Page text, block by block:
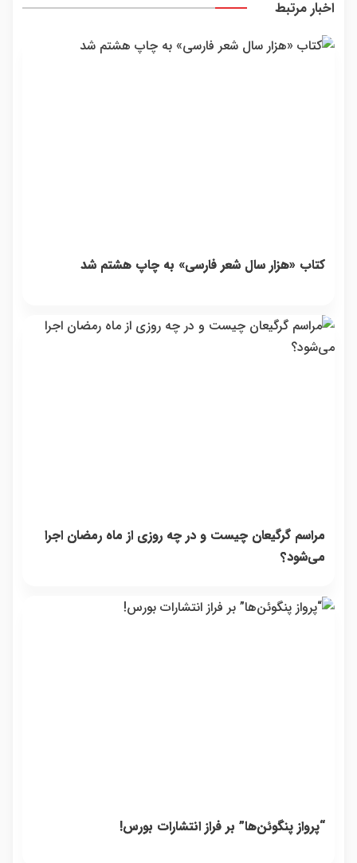
رو اینجا
اخبار مرتبط
کتاب «هزار سال شعر فارسی» به چاپ هشتم شد
مراسم گرگیعان چیست و در چه روزی از ماه رمضان اجرا
می‌شود؟
“پرواز پنگوئن‌ها” بر فراز انتشارات بورس!